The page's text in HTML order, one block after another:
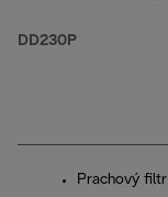
DD230P
Prachový filtr